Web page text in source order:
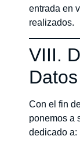
entrada en
realizados.
VIII.
Con el fin
ponemos a
dedicado a: